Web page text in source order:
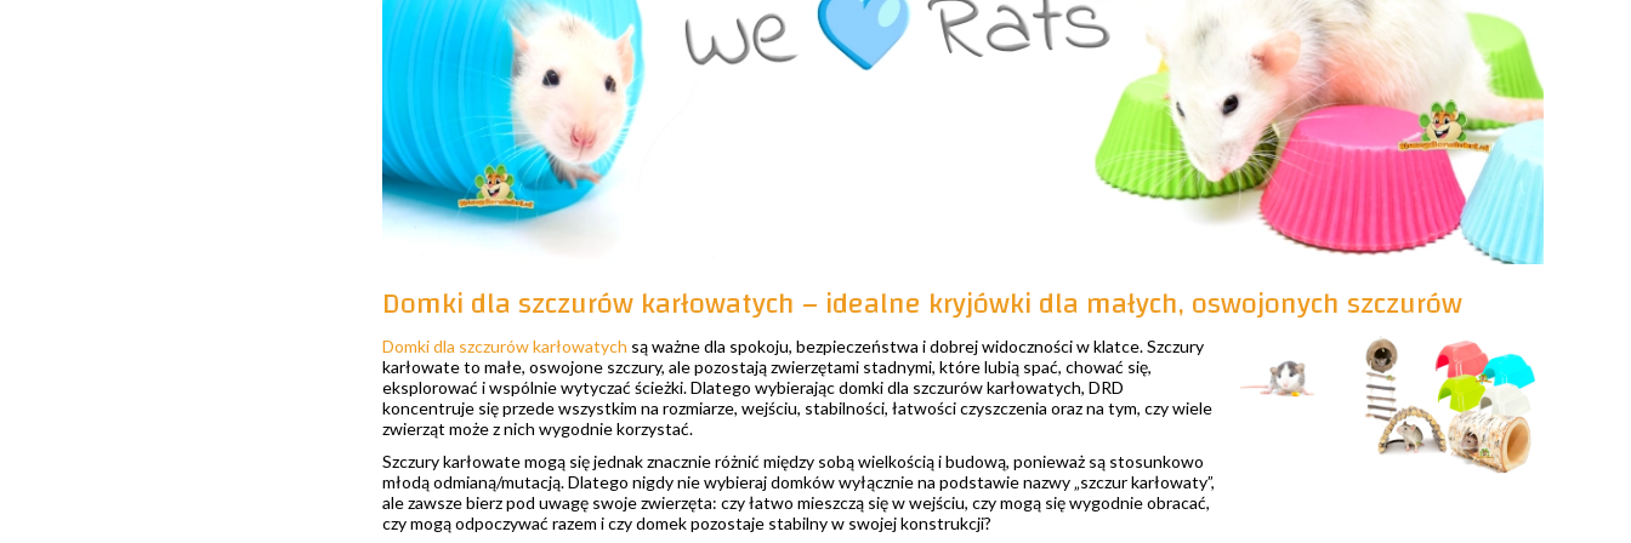
Domki dla szczurów karłowatych – idealne kryjówki dla małych, oswojonych szczurów
Domki dla szczurów karłowatych są ważne dla spokoju, bezpieczeństwa i dobrej widoczności w klatce. Szczury
karłowate to małe, oswojone szczury, ale pozostają zwierzętami stadnymi, które lubią spać, chować się,
eksplorować i wspólnie wytyczać ścieżki. Dlatego wybierając domki dla szczurów karłowatych, DRD
koncentruje się przede wszystkim na rozmiarze, wejściu, stabilności, łatwości czyszczenia oraz na tym, czy wiele
zwierząt może z nich wygodnie korzystać.
Szczury karłowate mogą się jednak znacznie różnić między sobą wielkością i budową, ponieważ są stosunkowo
młodą odmianą/mutacją. Dlatego nigdy nie wybieraj domków wyłącznie na podstawie nazwy „szczur karłowaty”,
ale zawsze bierz pod uwagę swoje zwierzęta: czy łatwo mieszczą się w wejściu, czy mogą się wygodnie obracać,
czy mogą odpoczywać razem i czy domek pozostaje stabilny w swojej konstrukcji?